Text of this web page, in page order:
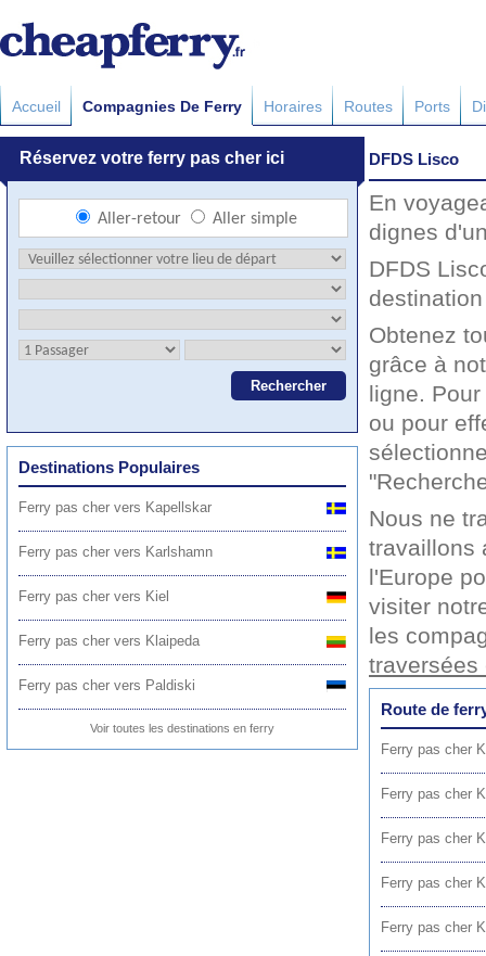
Accueil Compagnies De Ferry Horaires Routes Ports
Destinations Populaires
Ferry pas cher vers Kapellskar
Ferry pas cher vers Karlshamn
Ferry pas cher vers Kiel
Ferry pas cher vers Klaipeda
Ferry pas cher vers Paldiski
Voir toutes les destinations en ferry
DFDS Lisco
En
dignes
DFDS
Obtenez
grâce à
ligne.
ou pour
Nous ne
travaillons
l'Europe
visiter
les
traversées
Route de
Ferry pas cher
Ferry pas cher
Ferry pas cher
Ferry pas cher
Ferry pas cher